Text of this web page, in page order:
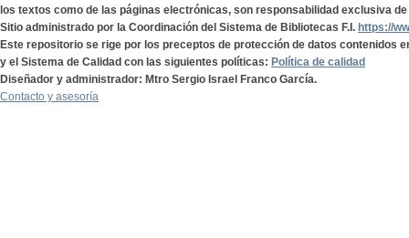
los textos como de las páginas electrónicas, son responsabilidad exclusiva
Sitio administrado por la Coordinación del Sistema de Bibliotecas F.I. https://
Este repositorio se rige por los preceptos de protección de datos contenidos
y el Sistema de Calidad con las siguientes políticas: Política de calidad
Diseñador y administrador: Mtro Sergio Israel Franco García.
Contacto y asesoría